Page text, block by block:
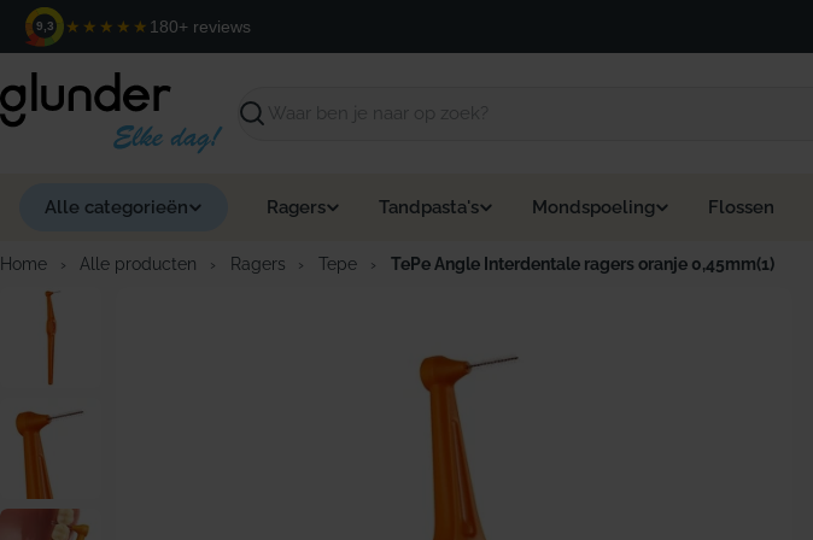
naar
inhoud
9,3 ★★★★★ 180+ reviews
Zoeken
Alle categorieën Ragers Tandpasta's Mondspoeling Flossen
Home › Alle producten › Ragers › Tepe › TePe Angle Interdentale ragers oranje 0,45mm(1)